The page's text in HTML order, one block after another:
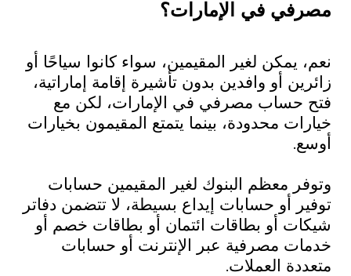
مصرفي في الإمارات؟
نعم، يمكن لغير المقيمين، سواء كانوا سياحًا أو
زائرين أو وافدين بدون تأشيرة إقامة إماراتية،
فتح حساب مصرفي في الإمارات، لكن مع
خيارات محدودة، بينما يتمتع المقيمون بخيارات
أوسع.
وتوفر معظم البنوك لغير المقيمين حسابات
توفير أو حسابات إيداع بسيطة، لا تتضمن دفاتر
شيكات أو بطاقات ائتمان أو بطاقات خصم أو
خدمات مصرفية عبر الإنترنت أو حسابات
متعددة العملات.